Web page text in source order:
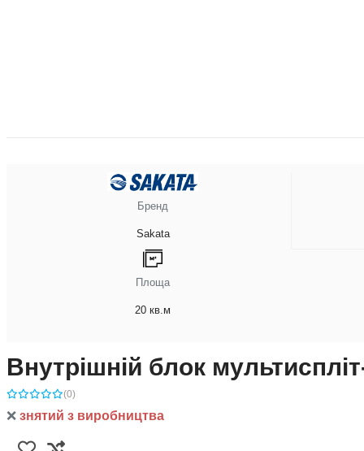
Бренд
Sakata
Площа
20 кв.м
Внутрішній блок
(0)
❌ знятий з виробництва